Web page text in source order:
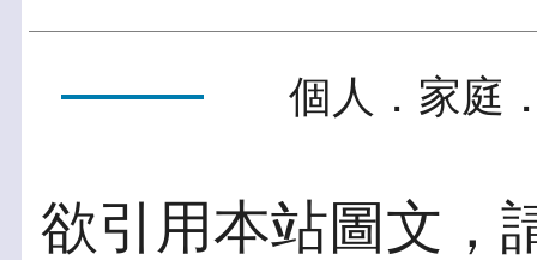
個人．家庭
欲引用本站圖文，